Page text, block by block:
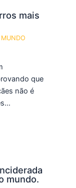
mais
MUNDO
que
não é
mundo.